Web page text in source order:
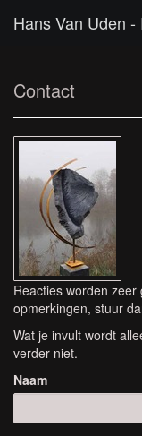
Hans Van Uden -
Contact
Reacties worden
opmerkingen, stuur
Wat je invult wordt
verder niet.
Naam